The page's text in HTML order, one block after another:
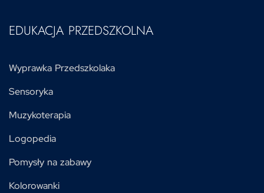
EDUKACJA PRZEDSZKOLNA
Wyprawka Przedszkolaka
Sensoryka
Muzykoterapia
Logopedia
Pomysły na zabawy
Kolorowanki